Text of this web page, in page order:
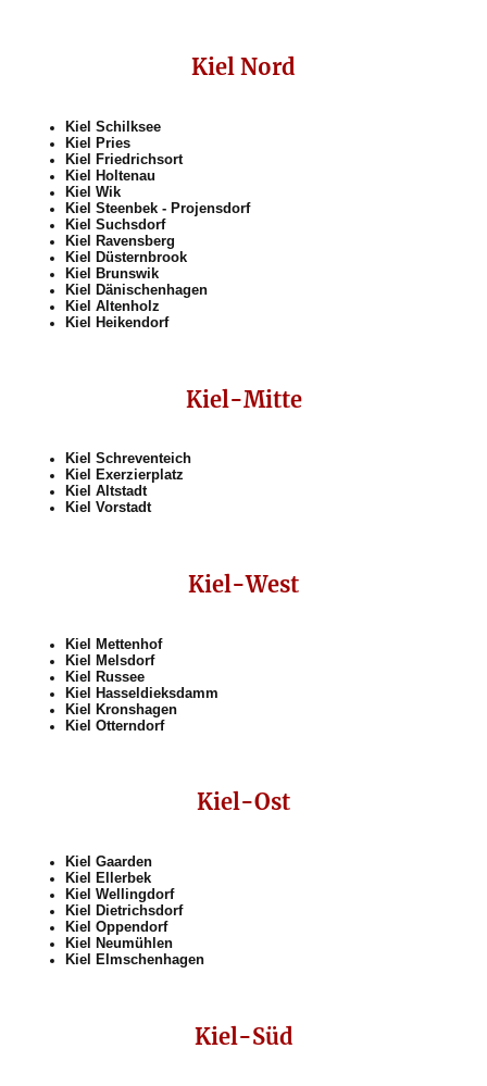
Kiel Nord
Kiel Schilksee
Kiel Pries
Kiel Friedrichsort
Kiel Holtenau
Kiel Wik
Kiel Steenbek - Projensdorf
Kiel Suchsdorf
Kiel Ravensberg
Kiel Düsternbrook
Kiel Brunswik
Kiel Dänischenhagen
Kiel Altenholz
Kiel Heikendorf
Kiel-Mitte
Kiel Schreventeich
Kiel Exerzierplatz
Kiel Altstadt
Kiel Vorstadt
Kiel-West
Kiel Mettenhof
Kiel Melsdorf
Kiel Russee
Kiel Hasseldieksdamm
Kiel Kronshagen
Kiel Otterndorf
Kiel-Ost
Kiel Gaarden
Kiel Ellerbek
Kiel Wellingdorf
Kiel Dietrichsdorf
Kiel Oppendorf
Kiel Neumühlen
Kiel Elmschenhagen
Kiel-Süd